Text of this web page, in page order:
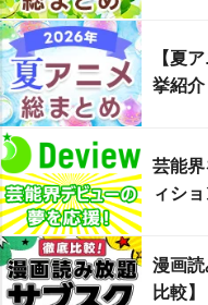
【夏
挙紹介
芸能
ィシ
漫画
比較】